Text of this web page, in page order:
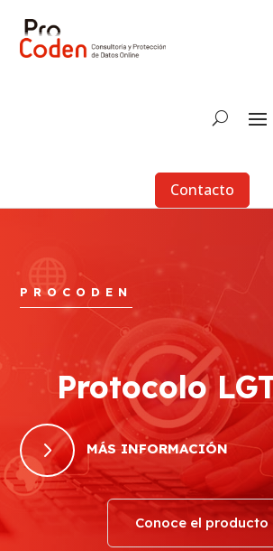
Contacto
PROCODEN
Protocolo
5 MÁS INFORMACIÓN
Conoce el producto